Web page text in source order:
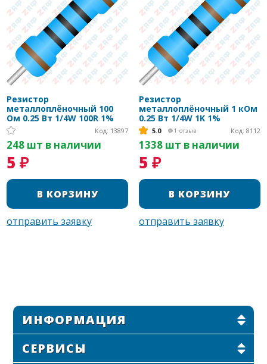
Резистор
металлоплёночный 100
Ом 0.25 Вт 1/4W 100R 1%
Код: 13897
248 шт в наличии
5 ₽
Резистор
металлоплёночный 1 кОм
0.25 Вт 1/4W 1K 1%
5.0 1 отзыв Код: 8112
1338 шт в наличии
5 ₽
ИНФОРМАЦИЯ
СЕРВИСЫ